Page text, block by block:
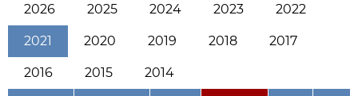
2026 2025 2024 2023 2022
2021 2020 2019 2018 2017
2016 2015 2014